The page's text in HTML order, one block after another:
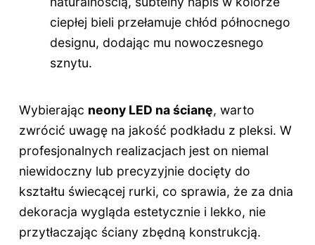
ciepłej bieli przełamuje chłód północnego
designu, dodając mu nowoczesnego
sznytu.
Wybierając neony LED na ścianę, warto
zwrócić uwagę na jakość podkładu z pleksi. W
profesjonalnych realizacjach jest on niemal
niewidoczny lub precyzyjnie docięty do
kształtu świecącej rurki, co sprawia, że za dnia
dekoracja wygląda estetycznie i lekko, nie
przytłaczając ściany zbędną konstrukcją.